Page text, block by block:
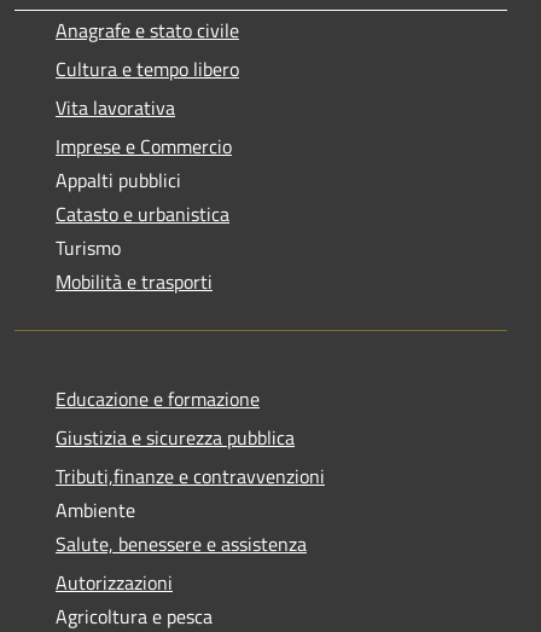
Anagrafe e stato civile
Cultura e tempo libero
Vita lavorativa
Imprese e Commercio
Appalti pubblici
Catasto e urbanistica
Turismo
Mobilità e trasporti
Educazione e formazione
Giustizia e sicurezza pubblica
Tributi,finanze e contravvenzioni
Ambiente
Salute, benessere e assistenza
Autorizzazioni
Agricoltura e pesca